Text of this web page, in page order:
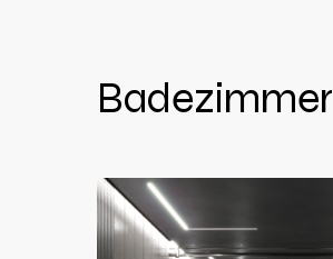
Badezimmer